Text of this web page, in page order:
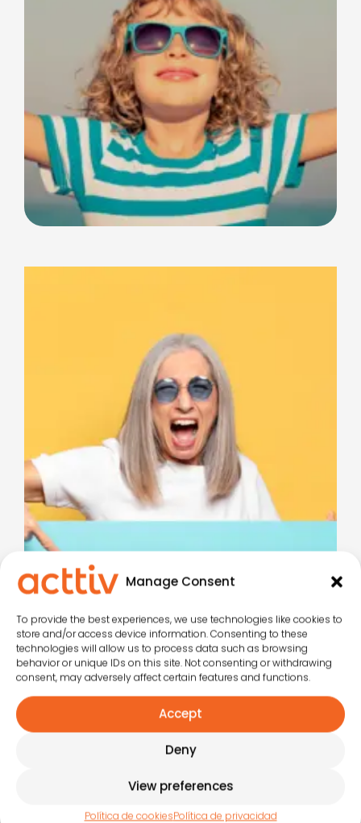
Manage Consent
To provide the best experiences, we use technologies like cookies to
store and/or access device information. Consenting to these
technologies will allow us to process data such as browsing
behavior or unique IDs on this site. Not consenting or withdrawing
consent, may adversely affect certain features and functions.
Accept
Deny
View preferences
Política de cookiesPolítica de privacidad
Crea vacaciones
inolvidables:
momentos a los que
tus huéspedes
deseen volver todo